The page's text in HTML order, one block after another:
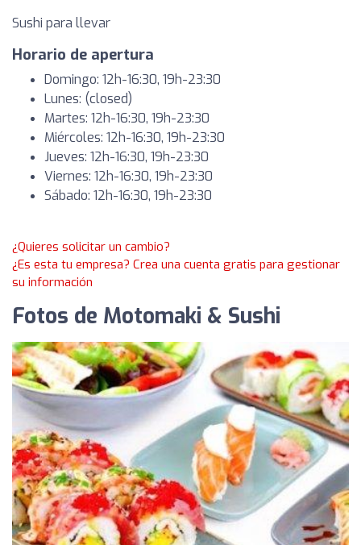
Sushi para llevar
Horario de apertura
Domingo: 12h-16:30, 19h-23:30
Lunes: (closed)
Martes: 12h-16:30, 19h-23:30
Miércoles: 12h-16:30, 19h-23:30
Jueves: 12h-16:30, 19h-23:30
Viernes: 12h-16:30, 19h-23:30
Sábado: 12h-16:30, 19h-23:30
¿Quieres solicitar un cambio?
¿Es esta tu empresa? Crea una cuenta gratis para gestionar
su información
Fotos de Motomaki & Sushi